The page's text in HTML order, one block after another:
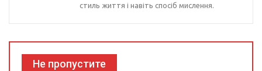
стиль життя і навіть спосіб мислення.
Не пропустите